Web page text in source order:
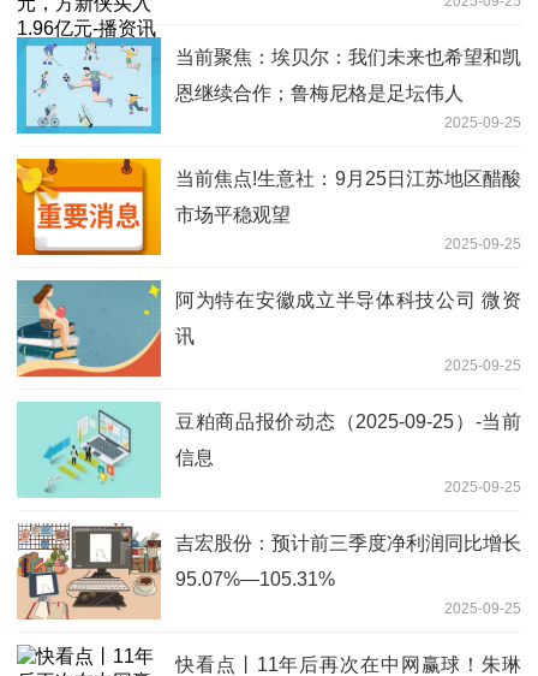
当前聚焦：埃贝尔：我们未来也希望和凯
恩继续合作；鲁梅尼格是足坛伟人
2025-09-25
当前焦点!生意社：9月25日江苏地区醋酸
市场平稳观望
2025-09-25
阿为特在安徽成立半导体科技公司 微资
讯
2025-09-25
豆粕商品报价动态（2025-09-25）-当前
信息
2025-09-25
吉宏股份：预计前三季度净利润同比增长
95.07%—105.31%
2025-09-25
快看点丨11年后再次在中网赢球！朱琳